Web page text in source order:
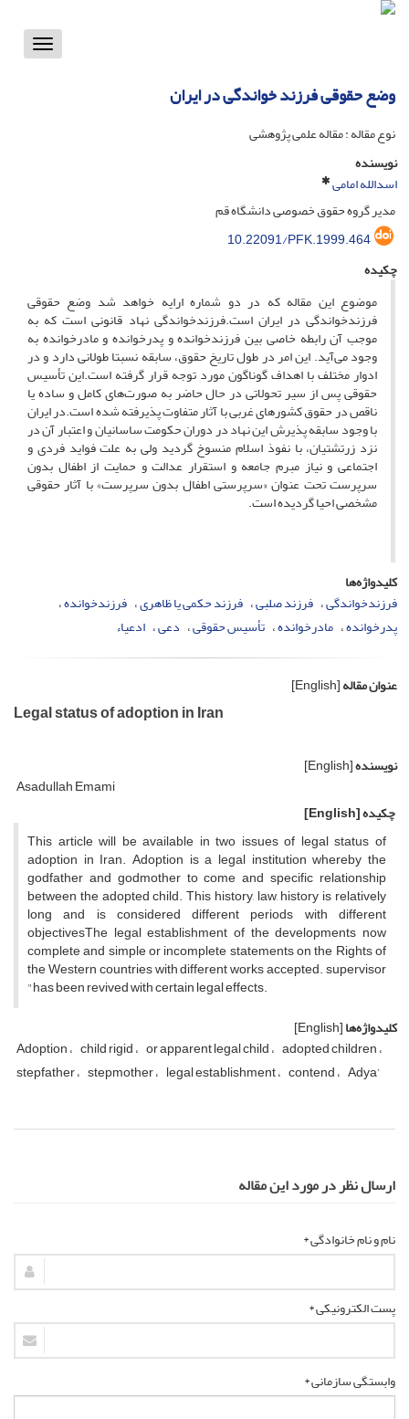
Toggle
وضع حقوقی فرزند خواندگی در ایران
نوع مقاله : مقاله علمی پژوهشی
نویسنده
اسدالله امامی
مدیر گروه حقوق خصوصی دانشگاه قم
10.22091/PFK.1999.464
چکیده
موضوع این مقاله که در دو شماره ارایه خواهد شد وضع حقوقی
فرزندخواندگی در ایران است.فرزندخواندگی نهاد قانونی است که به
موجب آن رابطه خاصی بین فرزندخوانده و پدرخوانده و مادرخوانده به
وجود می‌آید. این امر در طول تاریخ حقوق، سابقه نسبتا طولانی دارد و در
ادوار مختلف با اهداف گوناگون مورد توجه قرار گرفته است.این تأسیس
حقوقی پس از سیر تحولاتی در حال حاضر به صورت‌های کامل و ساده یا
ناقص در حقوق کشورهای غربی با آثار متفاوت پذیرفته شده است.در ایران
با وجود سابقه پذیرش این نهاد در دوران حکومت ساسانیان و اعتبار آن در
نزد زرتشتیان، با نفوذ اسلام منسوخ گردید ولی به علت فواید فردی و
اجتماعی و نیاز مبرم جامعه و استقرار عدالت و حمایت از اطفال بدون
سرپرست تحت عنوان «سرپرستی اطفال بدون سرپرست» با آثار حقوقی
مشخصی احیا گردیده است.
کلیدواژه‌ها
فرزندخواندگی فرزند صلبی فرزند حکمی یا ظاهری فرزندخوانده
پدرخوانده مادرخوانده تأسیس حقوقی دعی ادعیاء
عنوان مقاله[English]
Legal status of adoption in Iran
نویسنده[English]
Asadullah Emami
چکیده[English]
This article will be available in two issues of legal status of
adoption in Iran. Adoption is a legal institution whereby the
godfather and godmother to come and specific relationship
between theadopted child.Thishistory,law,historyisrelatively
long and is considered different periods with different
objectivesThe legal establishment of the developments now
completeandsimpleorincompletestatementson the Rights of
the Western countrieswithdifferentworksaccepted.supervisor
"hasbeen revivedwithcertainlegal effects.
کلیدواژه‌ها[English]
Adoption child rigid or apparent legal child adopted children
stepfather stepmother legal establishment contend Adya’
ارسال نظر در مورد این مقاله
نام و نام خانوادگی *
پست الکترونیکی *
وابستگی سازمانی *